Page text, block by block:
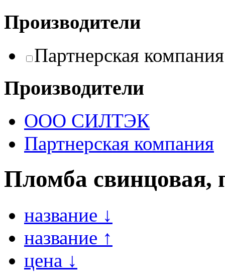
Производители
Партнерская
Производители
ООО СИЛТЭК
Партнерская компания
Пломба свинцовая,
название ↓
название ↑
цена ↓